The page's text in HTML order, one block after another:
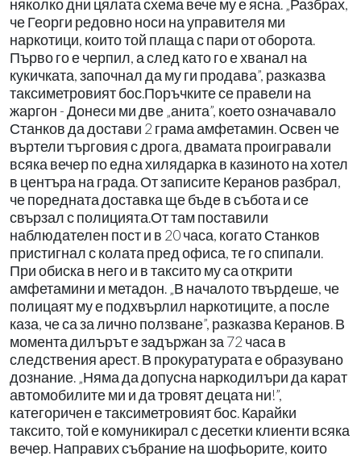
няколко дни цялата схема вече му е ясна. „Разбрах,
че Георги редовно носи на управителя ми
наркотици, които той плаща с пари от оборота.
Първо го е черпил, а след като го е хванал на
кукичката, започнал да му ги продава”, разказва
таксиметровият бос.Поръчките се правели на
жаргон - Донеси ми две „анита”, което означавало
Станков да достави 2 грама амфетамин. Освен че
въртели търговия с дрога, двамата проигравали
всяка вечер по една хилядарка в казиното на хотел
в центъра на града. От записите Керанов разбрал,
че поредната доставка ще бъде в събота и се
свързал с полицията.От там поставили
наблюдателен пост и в 20 часа, когато Станков
пристигнал с колата пред офиса, те го спипали.
При обиска в него и в таксито му са открити
амфетамини и метадон. „В началото твърдеше, че
полицаят му е подхвърлил наркотиците, а после
каза, че са за лично ползване”, разказва Керанов. В
момента дилърът е задържан за 72 часа в
следствения арест. В прокуратурата е образувано
дознание. „Няма да допусна наркодилъри да карат
автомобилите ми и да тровят децата ни!”,
категоричен е таксиметровият бос. Карайки
таксито, той е комуникирал с десетки клиенти всяка
вечер. Направих събрание на шофьорите, които